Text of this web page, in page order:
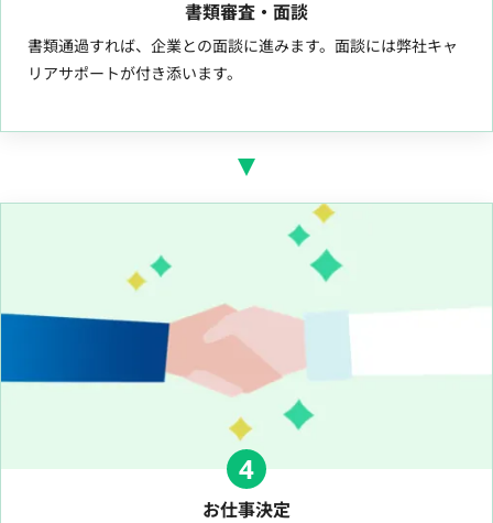
書類審査・面談
書類通過すれば、企業との面談に進みます。面談には弊社キャ
リアサポートが付き添います。
4
お仕事決定